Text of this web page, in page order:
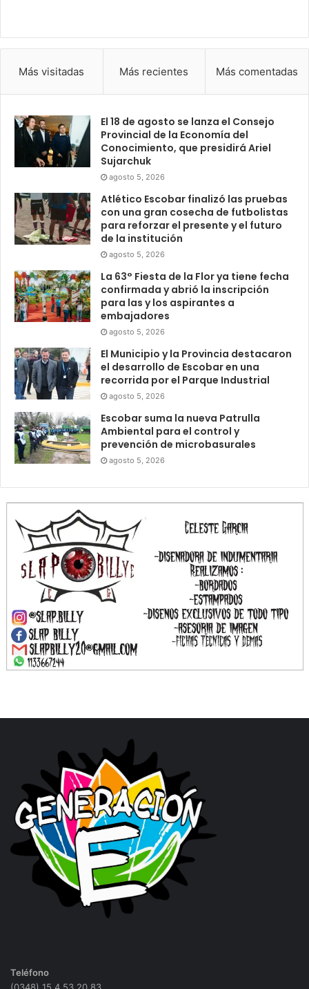
Más visitadas Más recientes Más comentadas
El 18 de agosto se lanza el Consejo
Provincial de la Economía del
Conocimiento, que presidirá Ariel
Sujarchuk
agosto 5, 2026
Atlético Escobar finalizó las pruebas
con una gran cosecha de futbolistas
para reforzar el presente y el futuro
de la institución
agosto 5, 2026
La 63° Fiesta de la Flor ya tiene fecha
confirmada y abrió la inscripción
para las y los aspirantes a
embajadores
agosto 5, 2026
El Municipio y la Provincia destacaron
el desarrollo de Escobar en una
recorrida por el Parque Industrial
agosto 5, 2026
Escobar suma la nueva Patrulla
Ambiental para el control y
prevención de microbasurales
agosto 5, 2026
Teléfono
(0348) 15 4 53 20 83